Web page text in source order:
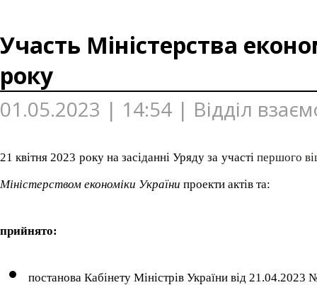
Участь Міністерства
року
01.05.2023 | 14:54 | Відділ
21 квітня 2023 року на засіданні Уряду за участі першого
Міністерством економіки України проекти актів та:
прийнято:
постанова Кабінету Міністрів України від